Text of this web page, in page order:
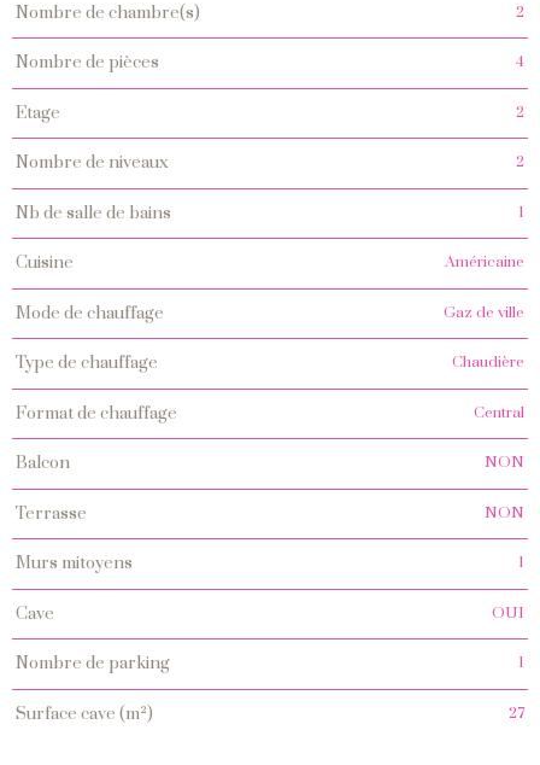
nombre de chambre(s) 2
nombre de pièces 4
etage 2
nombre de niveaux 2
nb de salle de bains 1
cuisine Américaine
mode de chauffage Gaz de ville
type de chauffage Chaudière
format de chauffage Central
balcon NON
terrasse NON
murs mitoyens 1
cave OUI
nombre de parking 1
surface cave (m²) 27